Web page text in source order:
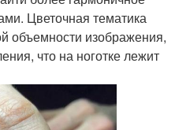
Цветочная тематика
объемности изображения,
что на ноготке лежит